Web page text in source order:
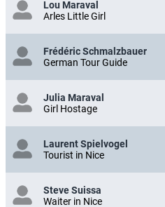
Lou Maraval
Arles Little Girl
Frédéric Schmalzbauer
German Tour Guide
Julia Maraval
Girl Hostage
Laurent Spielvogel
Tourist in Nice
Steve Suissa
Waiter in Nice